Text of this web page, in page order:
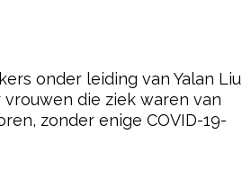
onder leiding van Yalan Liu
die ziek waren van
zonder enige COVID-19-